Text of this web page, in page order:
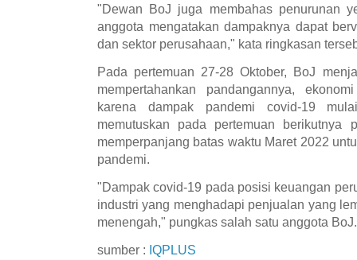
"Dewan BoJ juga membahas penurunan
anggota mengatakan dampaknya dapat
dan sektor perusahaan," kata ringkasan
Pada pertemuan 27-28 Oktober, BoJ
mempertahankan pandangannya,
karena dampak pandemi covid-19
memutuskan pada pertemuan berikutnya
memperpanjang batas waktu Maret 2022
pandemi.
"Dampak covid-19 pada posisi keuangan
industri yang menghadapi penjualan yang
menengah," pungkas salah satu anggota
sumber : IQPLUS